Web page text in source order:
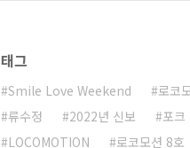
태그
Smile Love Weekend 로코
류수정
2022년 신보 포크
LOCOMOTION
로코모션 8호